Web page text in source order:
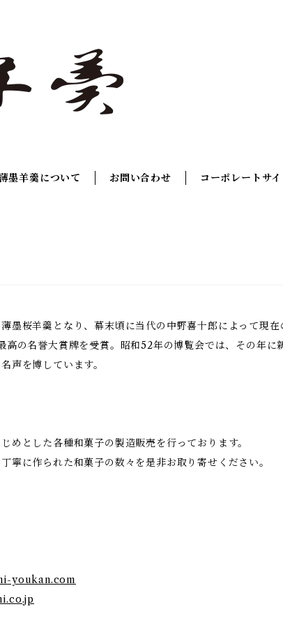
墨羊羹について お問い合わせ コーポレートサ
墨桜羊羹となり、幕末頃に当代の中野喜十郎によって現
高の名誉大賞牌を受賞。昭和52年の博覧会では、その年
声を博しています。
めとした各種和菓子の製造販売を行っております。
寧に作られた和菓子の数々を是非お取り寄せください。
youkan.com